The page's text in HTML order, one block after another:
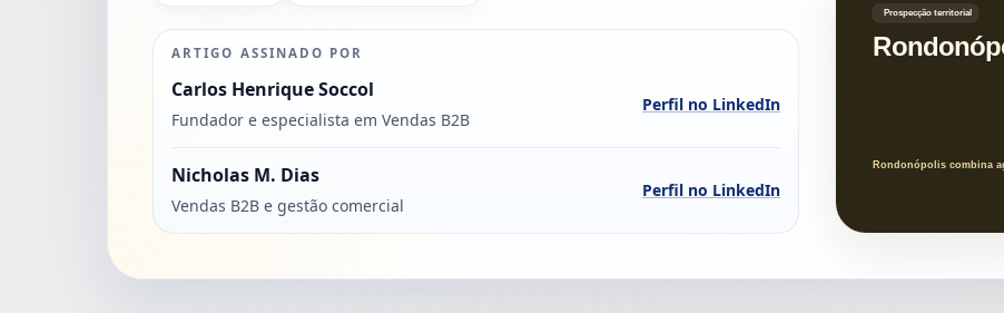
ARTIGO ASSINADO POR
Carlos Henrique Soccol
Fundador e especialista em Vendas B2B
Perfil no LinkedIn
Nicholas M. Dias
Vendas B2B e gestão comercial
Perfil no LinkedIn